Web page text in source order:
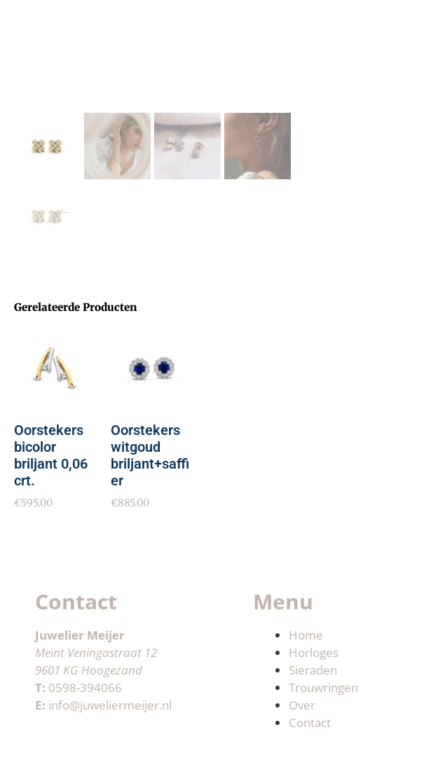
Gerelateerde Producten
Oorstekers
bicolor
briljant 0,06
crt.
€595.00
Oorstekers
witgoud
briljant+saffi
er
€885.00
Contact
Juwelier Meijer
Meint Veningastraat 12
9601 KG Hoogezand
T: 0598-394066
E: info@juweliermeijer.nl
Menu
Home
Horloges
Sieraden
Trouwringen
Over
Contact